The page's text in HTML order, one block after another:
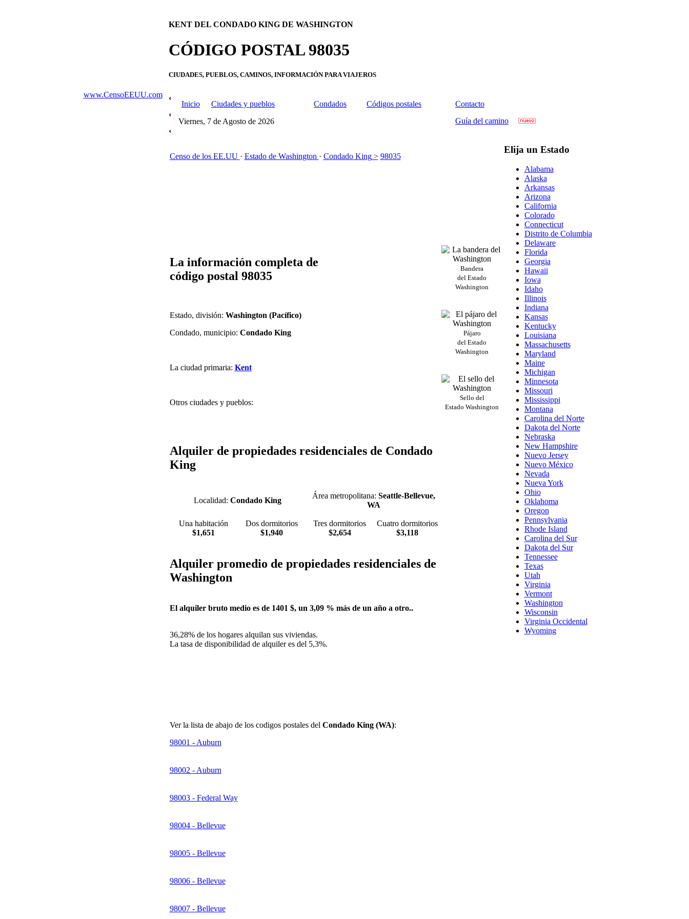
KENT DEL CONDADO KING DE WASHINGTON
CÓDIGO POSTAL 98035
CIUDADES, PUEBLOS, CAMINOS, INFORMACIÓN PARA VIAJEROS
www.CensoEEUU.com
Inicio
Ciudades y pueblos Condados Códigos postales
Contacto
Viernes, 7 de Agosto de 2026
Guía del camino
Censo de los EE.UU · Estado de Washington · Condado King> 98035
La información completa de
código postal 98035
Estado, división: Washington (Pacífico)
Condado, municipio: Condado King
La ciudad primaria: Kent
Otros ciudades y pueblos:
Alquiler de propiedades residenciales de Condado
King
Localidad: Condado King
Área metropolitana: Seattle-Bellevue,
WA
Una habitación Dos dormitorios Tres dormitorios
Cuatro dormitorios
$1,651
$1,940 $2,654 $3,118
Alquiler promedio de propiedades residenciales de
Washington
El alquiler bruto medio es de 1401 $, un 3,09 % más de un año a otro..
36,28% de los hogares alquilan sus viviendas.
La tasa de disponibilidad de alquiler es del 5,3%.
Ver la lista de abajo de los codigos postales del Condado King (WA):
Bandera
del Estado
Washington
Pájaro
del Estado
Washington
Sello del
Estado Washington
98001 - Auburn
98002 - Auburn
98003 - Federal Way
98004 - Bellevue
98005 - Bellevue
98006 - Bellevue
98007 - Bellevue
Elija un Estado
Alabama
Alaska
Arkansas
Arizona
California
Colorado
Connecticut
Distrito de Columbia
Delaware
Florida
Georgia
Hawaii
Iowa
Idaho
Illinois
Indiana
Kansas
Kentucky
Louisiana
Massachusetts
Maryland
Maine
Michigan
Minnesota
Missouri
Mississippi
Montana
Carolina del Norte
Dakota del Norte
Nebraska
New Hampshire
Nuevo Jersey
Nuevo México
Nevada
Nueva York
Ohio
Oklahoma
Oregon
Pennsylvania
Rhode Island
Carolina del Sur
Dakota del Sur
Tennessee
Texas
Utah
Virginia
Vermont
Washington
Wisconsin
Virginia Occidental
Wyoming